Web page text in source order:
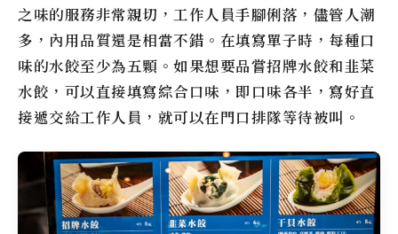
之味的服務非常親切，工作人員手腳俐落，儘管人潮
多，內用品質還是相當不錯。在填寫單子時，每種口
味的水餃至少為五顆。如果想要品嘗招牌水餃和韭菜
水餃，可以直接填寫綜合口味，即口味各半，寫好直
接遞交給工作人員，就可以在門口排隊等待被叫。